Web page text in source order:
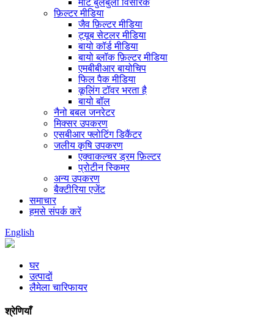
फ़िल्टर मीडिया
जैव फ़िल्टर मीडिया
ट्यूब सेटलर मीडिया
बायो कॉर्ड मीडिया
बायो ब्लॉक फ़िल्टर मीडिया
एमबीबीआर बायोचिप
फिल पैक मीडिया
कूलिंग टॉवर भरता है
बायो बॉल
नैनो बबल जनरेटर
मिक्सर उपकरण
एसबीआर फ्लोटिंग डिकैंटर
जलीय कृषि उपकरण
एक्वाकल्चर ड्रम फ़िल्टर
प्रोटीन स्किमर
अन्य उपकरण
बैक्टीरिया एजेंट
समाचार
हमसे संपर्क करें
English
घर
उत्पादों
लैमेला चारिफायर
श्रेणियाँ